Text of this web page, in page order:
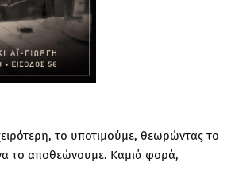
το υποτιμούμε, θεωρώντας το
το αποθεώνουμε. Καμιά φορά,